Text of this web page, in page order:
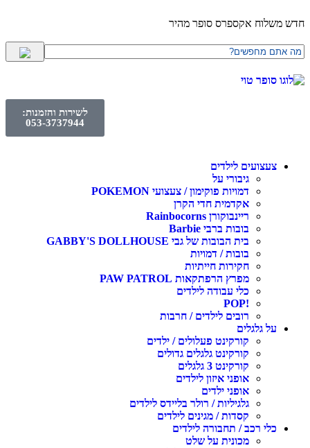
חדש משלוח אקספרס סופר מהיר
לשירות והזמנות:
053-3737944
צעצועים לילדים
גיבורי על
דמויות פוקימון / צעצועי POKEMON
אקדמית חדי הקרן
ריינבוקורן Rainbocorns
בובות ברבי Barbie
בית הבובות של גבי GABBY'S DOLLHOUSE
בובות / דמויות
חקירות חייתיות
מפרץ הרפתקאות PAW PATROL
כלי עבודה לילדים
!POP
רובים לילדים / חרבות
על גלגלים
קורקינט פעלולים / ילדים
קורקינט גלגלים גדולים
קורקינט 3 גלגלים
אופני איזון לילדים
אופני ילדים
גלגיליות / רולר בליידס לילדים
קסדות / מגינים לילדים
כלי רכב / תחבורה לילדים
מכונית על שלט